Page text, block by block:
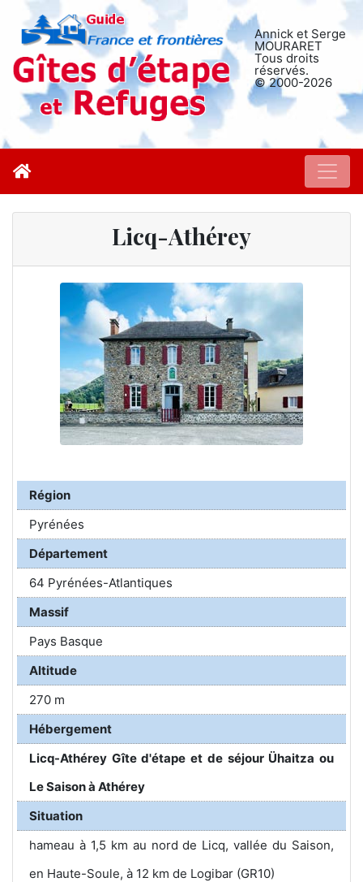
Annick et Serge
MOURARET
Tous droits
réservés.
© 2000-2026
Licq-Athérey
Région
Pyrénées
Département
64 Pyrénées-Atlantiques
Massif
Pays Basque
Altitude
270 m
Hébergement
Licq-Athérey Gîte d'étape et de séjour Ühaitza ou
Le Saison à Athérey
Situation
hameau à 1,5 km au nord de Licq, vallée du Saison,
en Haute-Soule, à 12 km de Logibar (GR10)